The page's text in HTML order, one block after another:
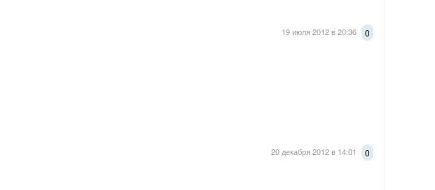
0
19 июля 2012 в 20:36
0
20 декабря 2012 в 14:01